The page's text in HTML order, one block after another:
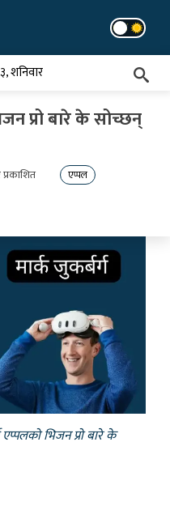
शनिवार
प्रो बारे के सोच्छन्
एप्पल
भिजन प्रो बारे के